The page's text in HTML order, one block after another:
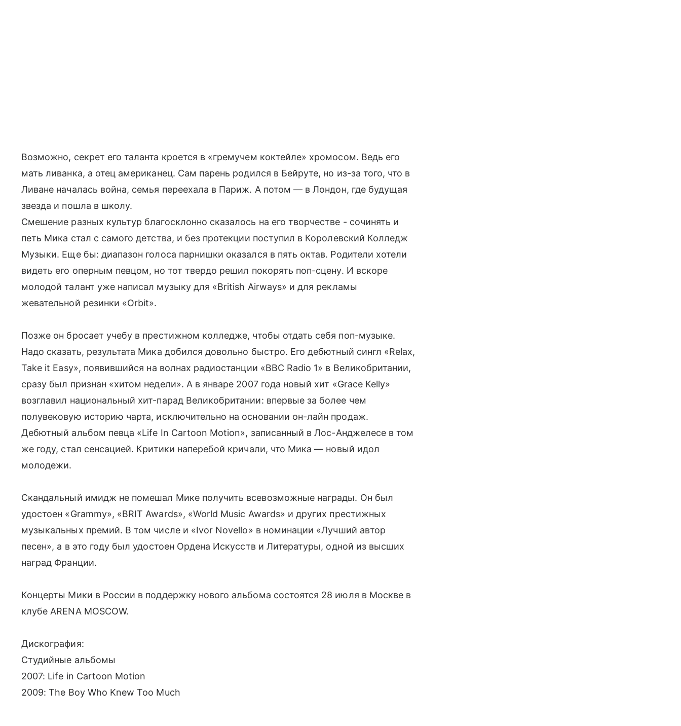
Возможно, секрет его таланта кроется в «гремучем коктейле» хромосом. Ведь его
мать ливанка, а отец американец. Сам парень родился в Бейруте, но из-за того, что в
Ливане началась война, семья переехала в Париж. А потом — в Лондон, где будущая
звезда и пошла в школу.
Смешение разных культур благосклонно сказалось на его творчестве - сочинять и
петь Мика стал с самого детства, и без протекции поступил в Королевский Колледж
Музыки. Еще бы: диапазон голоса парнишки оказался в пять октав. Родители хотели
видеть его оперным певцом, но тот твердо решил покорять поп-сцену. И вскоре
молодой талант уже написал музыку для «British Airways» и для рекламы
жевательной резинки «Orbit».
Позже он бросает учебу в престижном колледже, чтобы отдать себя поп-музыке.
Надо сказать, результата Мика добился довольно быстро. Его дебютный сингл «Relax,
Take it Easy», появившийся на волнах радиостанции «BBC Radio 1» в Великобритании,
сразу был признан «хитом недели». А в январе 2007 года новый хит «Grace Kelly»
возглавил национальный хит-парад Великобритании: впервые за более чем
полувековую историю чарта, исключительно на основании он-лайн продаж.
Дебютный альбом певца «Life In Cartoon Motion», записанный в Лос-Анджелесе в том
же году, стал сенсацией. Критики наперебой кричали, что Мика — новый идол
молодежи.
Скандальный имидж не помешал Мике получить всевозможные награды. Он был
удостоен «Grammy», «BRIT Awards», «World Music Awards» и других престижных
музыкальных премий. В том числе и «Ivor Novello» в номинации «Лучший автор
песен», а в это году был удостоен Ордена Искусств и Литературы, одной из высших
наград Франции.
Концерты Мики в России в поддержку нового альбома состоятся 28 июля в Москве в
клубе ARENA MOSCOW.
Дискография:
Студийные альбомы
2007: Life in Cartoon Motion
2009: The Boy Who Knew Too Much